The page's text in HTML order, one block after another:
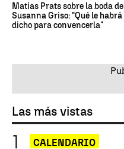
Matías Prats sobre la boda de
Susanna Griso: "Qué le habrá
dicho para convencerla"
Las más vistas
CALENDARIO